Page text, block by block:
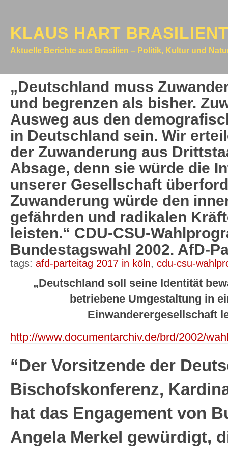
KLAUS HART
Aktuelle Berichte aus Brasilien – Politik, Kultur und
„Deutschland muss
und begrenzen als bisher.
Ausweg aus den
in Deutschland sein. Wir
der Zuwanderung aus
Absage, denn sie würde die
unserer Gesellschaft
Zuwanderung würde den
gefährden und radikalen
leisten.“ CDU-CSU-
Bundestagswahl 2002. AfD-
tags: afd-parteitag 2017 in köln, cdu-csu-
„Deutschland soll seine Identität
betriebene Umgestaltung in
Einwanderergesellschaft
http://www.documentarchiv.de/brd/2002/
“Der Vorsitzende der
Bischofskonferenz,
hat das Engagement von
Angela Merkel gewürdigt,